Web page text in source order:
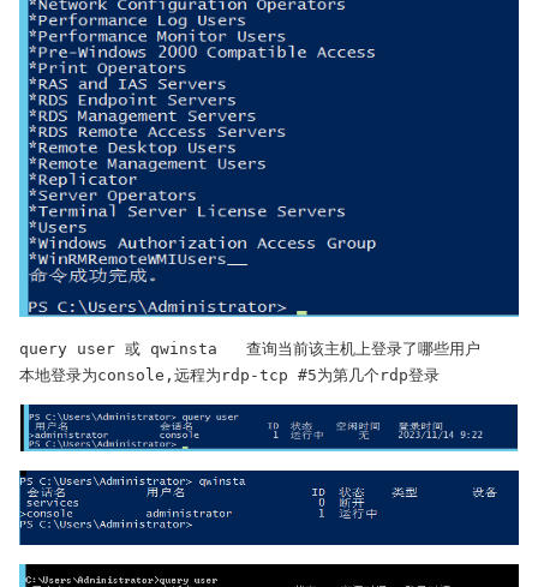
query user 或 qwinsta   查询当前该主机上登录了哪些用户
本地登录为console,远程为rdp-tcp #5为第几个rdp登录